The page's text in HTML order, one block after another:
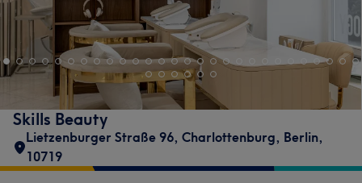
Skills Beauty
Lietzenburger Straße 96, Charlottenburg, Berlin,
10719